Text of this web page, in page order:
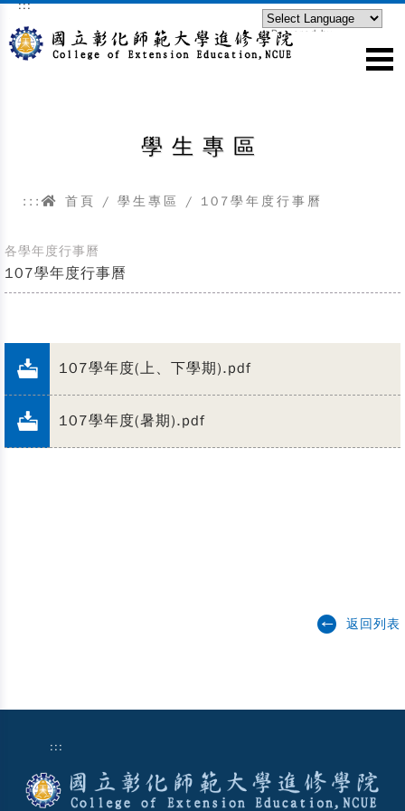
跳到主要內容區塊
:::
Powered by
學生專區
::: 首頁 / 學生專區 / 107學年度行事曆
各學年度行事曆
107學年度行事曆
107學年度(上、下學期).pdf
107學年度(暑期).pdf
返回列表
:::